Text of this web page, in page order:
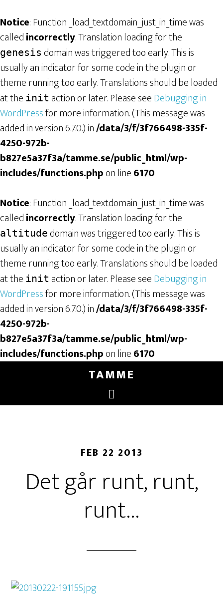
Notice: Function _load_textdomain_just_in_time was
calledincorrectly. Translation loading for the
genesis domain was triggered too early. This is
usually an indicator for some code in the plugin or
theme running too early. Translations should be loaded
at the init action or later. Please seeDebugging in
WordPressfor more information. (This message was
added in version 6.7.0.) in/data/3/f/3f766498-335f-
4250-972b-
b827e5a37f3a/tamme.se/public_html/wp-
includes/functions.phpon line6170
Notice: Function _load_textdomain_just_in_time was
calledincorrectly. Translation loading for the
altitude domain was triggered too early. This is
usually an indicator for some code in the plugin or
theme running too early. Translations should be loaded
at the init action or later. Please seeDebugging in
WordPressfor more information. (This message was
added in version 6.7.0.) in/data/3/f/3f766498-335f-
4250-972b-
b827e5a37f3a/tamme.se/public_html/wp-
includes/functions.phpon line6170
TAMME
FEB 22 2013
Det går runt, runt,
runt…